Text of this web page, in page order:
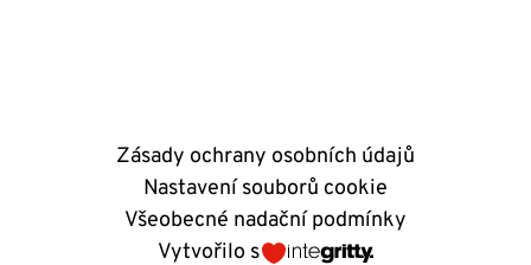
Zásady ochrany osobních údajů
Nastavení souborů cookie
Všeobecné nadační podmínky
Vytvořilo s